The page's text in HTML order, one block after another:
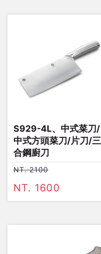
S929-4L、中式菜刀/
中式方頭菜刀/片刀/三
合鋼廚刀
NT. 2100
NT. 1600